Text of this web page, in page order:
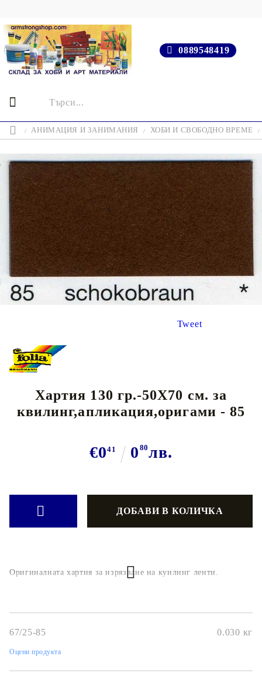
0889548419
АНИМАЦИЯ И ЗАНИМАНИЯ ХОБИ И СВОБОДНО ВРЕМЕ
Tweet
Хартия 130 гр.-50Х70 см. за
квилинг,апликация,оригами - 85
€041 0 80лв.
Оригиналната хартия за изрязване на куилинг ленти.
67/25-85 0.030 кг
Оцени продукта